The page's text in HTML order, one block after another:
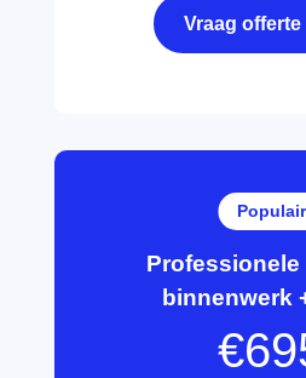
Vraag offerte
Populair
Professionele
binnenwerk